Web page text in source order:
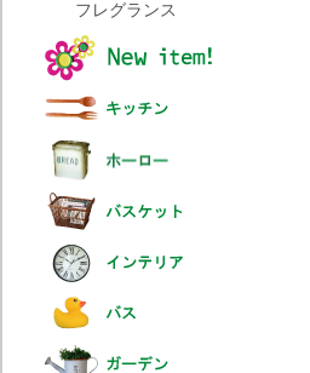
フレグランス